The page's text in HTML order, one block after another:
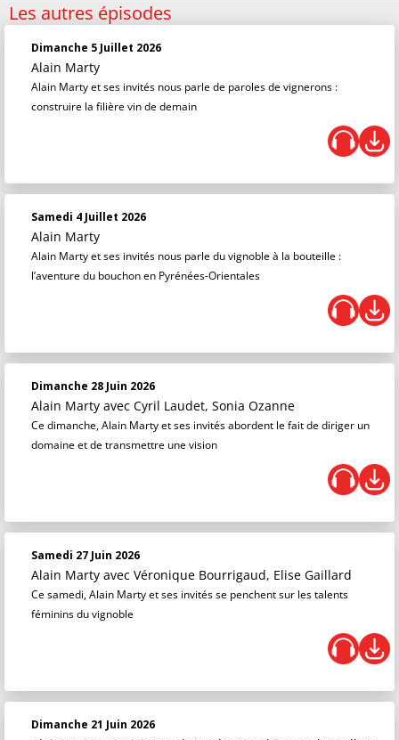
Les autres épisodes
Dimanche 5 Juillet 2026
Alain Marty
Alain Marty et ses invités nous parle de paroles de vignerons :
construire la filière vin de demain
Samedi 4 Juillet 2026
Alain Marty
Alain Marty et ses invités nous parle du vignoble à la bouteille :
l’aventure du bouchon en Pyrénées-Orientales
Dimanche 28 Juin 2026
Alain Marty avec Cyril Laudet, Sonia Ozanne
Ce dimanche, Alain Marty et ses invités abordent le fait de diriger un
domaine et de transmettre une vision
Samedi 27 Juin 2026
Alain Marty avec Véronique Bourrigaud, Elise Gaillard
Ce samedi, Alain Marty et ses invités se penchent sur les talents
féminins du vignoble
Dimanche 21 Juin 2026